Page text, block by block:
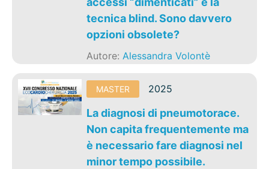
tecnica blind. Sono davvero
opzioni obsolete?
Autore:Alessandra Volontè
MASTER 2025
La diagnosi di pneumotorace.
Non capita frequentemente ma
è necessario fare diagnosi nel
minor tempo possibile.